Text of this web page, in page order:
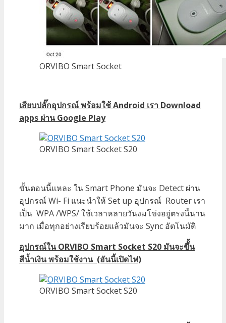
ORVIBO Smart Socket
เสียบปลั๊กอุปกรณ์ พร้อมใช้ Android เรา Download
apps ผ่าน Google Play
ORVIBO Smart Socket S20
ขั้นตอนนี้แหละ ใน Smart Phone มันจะ Detect ผ่าน
อุปกรณ์ Wi- Fi แนะนำให้ Set up อุปกรณ์ Router เรา
เป็น WPA /WPS/ ใช้เวลาหลายวันงมโข่งอยู่ตรงนี้นาน
มาก เมื่อทุกอย่างเรียบร้อยแล้วมันจะ Sync อัตโนมัติ
อุปกรณ์ใน ORVIBO Smart Socket S20 มันจะขึั้น
สีน้ำเงิน พร้อมใช้งาน (อันนี้เปิดไฟ)
ORVIBO Smart Socket S20